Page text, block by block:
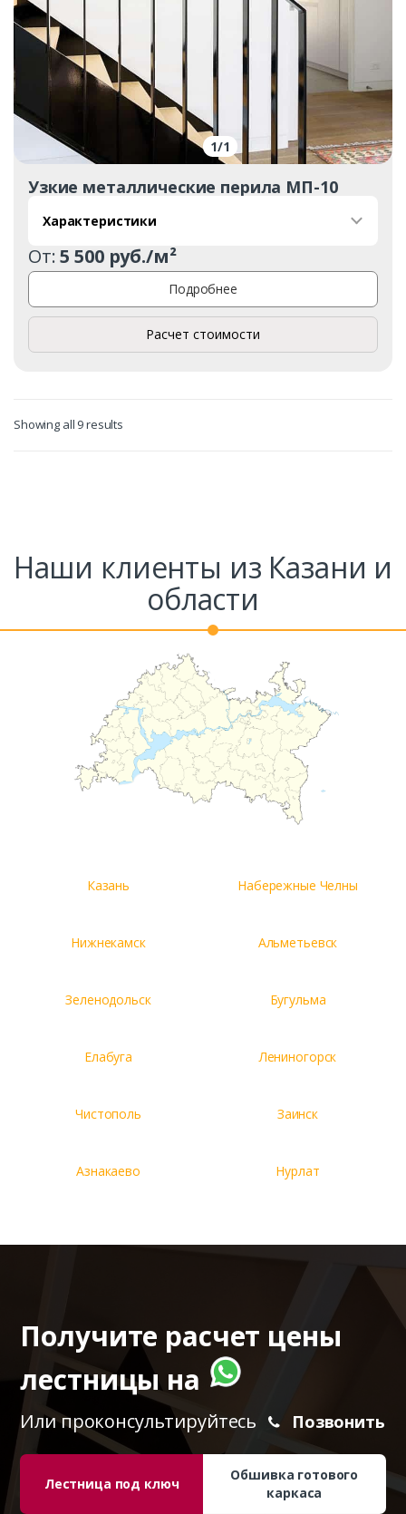
1/1
Узкие металлические перила МП-10
Характеристики
От:5 500 руб./м²
Подробнее
Расчет стоимости
Showing all 9 results
Наши клиенты из Казани и
области
Казань Набережные Челны
Нижнекамск Альметьевск
Зеленодольск Бугульма
Елабуга Лениногорск
Чистополь Заинск
Азнакаево Нурлат
Получите расчет цены
лестницы на
Или проконсультируйтесь Позвонить
Лестница под ключ
Обшивка готового
каркаса